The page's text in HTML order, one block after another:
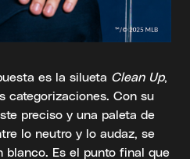
es la silueta Clean Up,
categorizaciones. Con su
preciso y una paleta de
lo neutro y lo audaz, se
blanco. Es el punto final que